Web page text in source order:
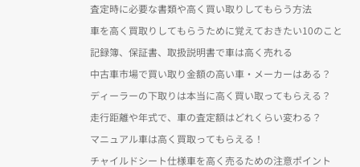
査定時に必要な書類や高く買い取りしてもらう方法
車を高く買取りしてもらうために覚えておきたい10のこと
記録簿、保証書、取扱説明書で車は高く売れる
中古車市場で買い取り金額の高い車・メーカーはある？
ディーラーの下取りは本当に高く買い取ってもらえる？
走行距離や年式で、車の査定額はどれくらい変わる？
マニュアル車は高く買取ってもらえる！
チャイルドシート仕様車を高く売るための注意ポイント